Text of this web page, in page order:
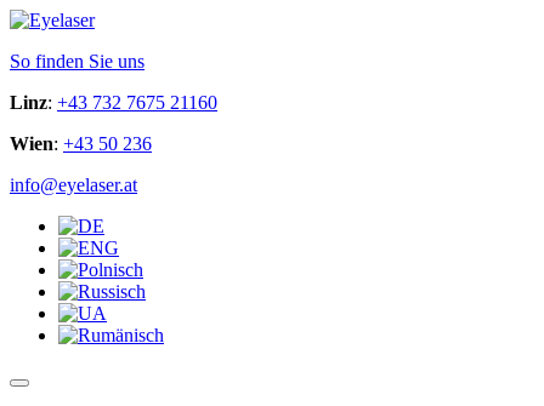
So finden Sie uns
Linz: +43 732 7675 21160
Wien: +43 50 236
info@eyelaser.at